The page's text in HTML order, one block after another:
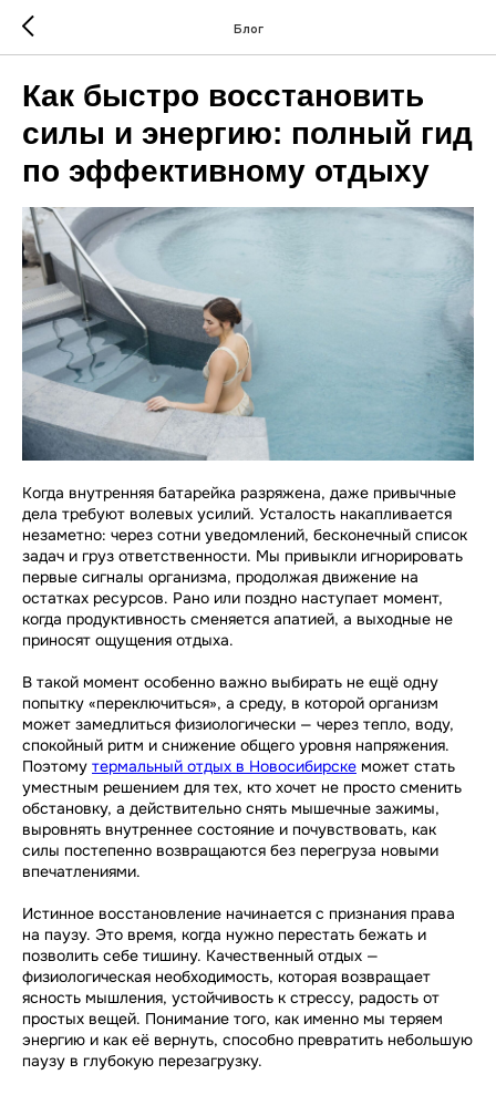
Блог
Как быстро восстановить
силы и энергию: полный гид
по эффективному отдыху
Когда внутренняя батарейка разряжена, даже привычные
дела требуют волевых усилий. Усталость накапливается
незаметно: через сотни уведомлений, бесконечный список
задач и груз ответственности. Мы привыкли игнорировать
первые сигналы организма, продолжая движение на
остатках ресурсов. Рано или поздно наступает момент,
когда продуктивность сменяется апатией, а выходные не
приносят ощущения отдыха.
В такой момент особенно важно выбирать не ещё одну
попытку «переключиться», а среду, в которой организм
может замедлиться физиологически — через тепло, воду,
спокойный ритм и снижение общего уровня напряжения.
Поэтому термальный отдых в Новосибирске может стать
уместным решением для тех, кто хочет не просто сменить
обстановку, а действительно снять мышечные зажимы,
выровнять внутреннее состояние и почувствовать, как
силы постепенно возвращаются без перегруза новыми
впечатлениями.
Истинное восстановление начинается с признания права
на паузу. Это время, когда нужно перестать бежать и
позволить себе тишину. Качественный отдых —
физиологическая необходимость, которая возвращает
ясность мышления, устойчивость к стрессу, радость от
простых вещей. Понимание того, как именно мы теряем
энергию и как её вернуть, способно превратить небольшую
паузу в глубокую перезагрузку.